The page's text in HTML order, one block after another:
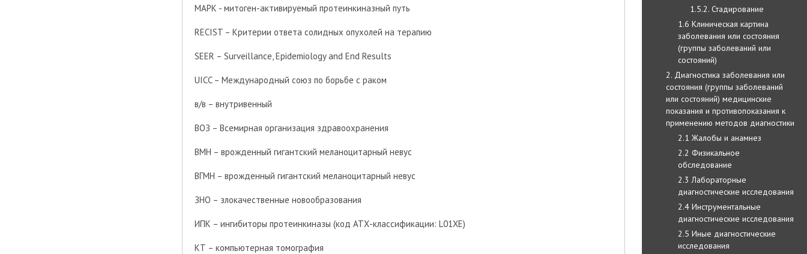
1.5.2. Стадирование
1.6 Клиническая картина
заболевания или состояния
(группы заболеваний или
состояний)
2. Диагностика заболевания или
состояния (группы заболеваний
или состояний) медицинские
показания и противопоказания к
применению методов диагностики
2.1 Жалобы и анамнез
2.2 Физикальное
обследование
2.3 Лабораторные
диагностические исследования
2.4 Инструментальные
диагностические исследования
2.5 Иные диагностические
исследования
МАРК - митоген-активируемый протеинкиназный путь
RECIST – Критерии ответа солидных опухолей на терапию
SEER – Surveillance, Epidemiology and End Results
UICC – Международный союз по борьбе с раком
в/в – внутривенный
ВОЗ – Всемирная организация здравоохранения
ВМН – врожденный гигантский меланоцитарный невус
ВГМН – врожденный гигантский меланоцитарный невус
ЗНО – злокачественные новообразования
ИПК – ингибиторы протеинкиназы (код АТХ-классификации: L01XE)
КТ – компьютерная томография